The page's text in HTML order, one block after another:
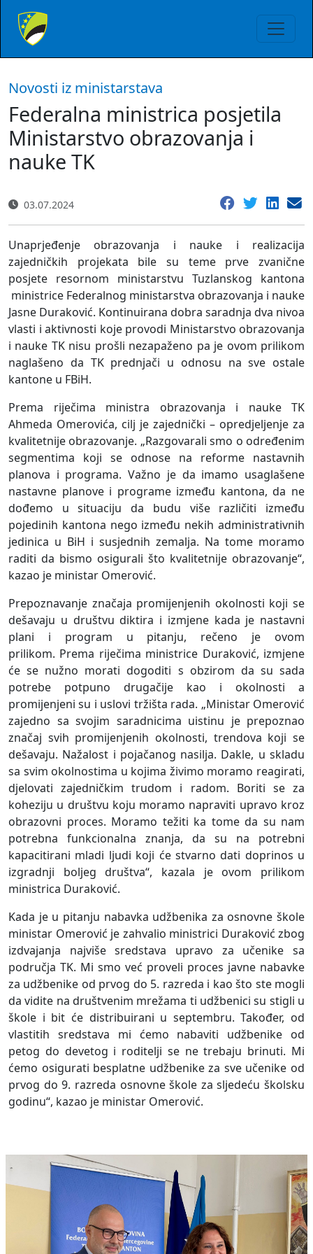
Novosti iz ministarstava
Federalna ministrica posjetila
Ministarstvo obrazovanja i
nauke TK
03.07.2024
Unaprjeđenje obrazovanja i nauke i realizacija
zajedničkih projekata bile su teme prve zvanične
posjete resornom ministarstvu Tuzlanskog kantona
ministrice Federalnog ministarstva obrazovanja i nauke
Jasne Duraković. Kontinuirana dobra saradnja dva nivoa
vlasti i aktivnosti koje provodi Ministarstvo obrazovanja
i nauke TK nisu prošli nezapaženo pa je ovom prilikom
naglašeno da TK prednjači u odnosu na sve ostale
kantone u FBiH.
Prema riječima ministra obrazovanja i nauke TK
Ahmeda Omerovića, cilj je zajednički – opredjeljenje za
kvalitetnije obrazovanje. „Razgovarali smo o određenim
segmentima koji se odnose na reforme nastavnih
planova i programa. Važno je da imamo usaglašene
nastavne planove i programe između kantona, da ne
dođemo u situaciju da budu više različiti između
pojedinih kantona nego između nekih administrativnih
jedinica u BiH i susjednih zemalja. Na tome moramo
raditi da bismo osigurali što kvalitetnije obrazovanje“,
kazao je ministar Omerović.
Prepoznavanje značaja promijenjenih okolnosti koji se
dešavaju u društvu diktira i izmjene kada je nastavni
plani i program u pitanju, rečeno je ovom
prilikom. Prema riječima ministrice Duraković, izmjene
će se nužno morati dogoditi s obzirom da su sada
potrebe potpuno drugačije kao i okolnosti a
promijenjeni su i uslovi tržišta rada. „Ministar Omerović
zajedno sa svojim saradnicima uistinu je prepoznao
značaj svih promijenjenih okolnosti, trendova koji se
dešavaju. Nažalost i pojačanog nasilja. Dakle, u skladu
sa svim okolnostima u kojima živimo moramo reagirati,
djelovati zajedničkim trudom i radom. Boriti se za
koheziju u društvu koju moramo napraviti upravo kroz
obrazovni proces. Moramo težiti ka tome da su nam
potrebna funkcionalna znanja, da su na potrebni
kapacitirani mladi ljudi koji će stvarno dati doprinos u
izgradnji boljeg društva“, kazala je ovom prilikom
ministrica Duraković.
Kada je u pitanju nabavka udžbenika za osnovne škole
ministar Omerović je zahvalio ministrici Duraković zbog
izdvajanja najviše sredstava upravo za učenike sa
područja TK. Mi smo već proveli proces javne nabavke
za udžbenike od prvog do 5. razreda i kao što ste mogli
da vidite na društvenim mrežama ti udžbenici su stigli u
škole i bit će distribuirani u septembru. Također, od
vlastitih sredstava mi ćemo nabaviti udžbenike od
petog do devetog i roditelji se ne trebaju brinuti. Mi
ćemo osigurati besplatne udžbenike za sve učenike od
prvog do 9. razreda osnovne škole za sljedeću školsku
godinu“, kazao je ministar Omerović.